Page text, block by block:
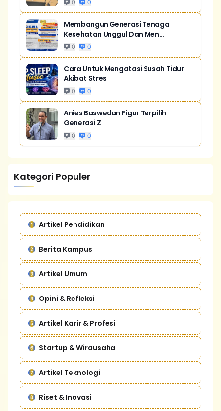
0 0
Membangun Generasi Tenaga
Kesehatan Unggul Dan Men...
0 0
Cara Untuk Mengatasi Susah Tidur
Akibat Stres
0 0
Anies Baswedan Figur Terpilih
Generasi Z
0 0
Kategori Populer
Artikel Pendidikan
Berita Kampus
Artikel Umum
Opini & Refleksi
Artikel Karir & Profesi
Startup & Wirausaha
Artikel Teknologi
Riset & Inovasi